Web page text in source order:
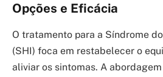
Opções e Eficácia
O tratamento para a Síndrome
(SHI) foca em restabelecer o
aliviar os sintomas. A